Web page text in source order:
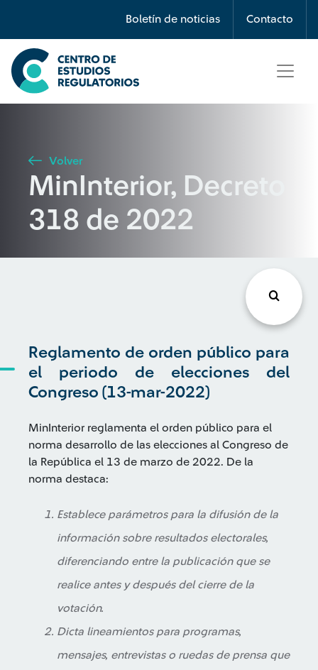
Boletín de noticias Contacto
Búsqueda
Seleccione país
Buscar
Volver
MinInterior, Decreto
318 de 2022
Reglamento de orden público para
el periodo de elecciones del
Congreso (13-mar-2022)
MinInterior reglamenta el orden público para el
norma desarrollo de las elecciones al Congreso de
la República el 13 de marzo de 2022. De la
norma destaca:
Establece parámetros para la difusión de la
información sobre resultados electorales,
diferenciando entre la publicación que se
realice antes y después del cierre de la
votación.
Dicta lineamientos para programas,
mensajes, entrevistas o ruedas de prensa que